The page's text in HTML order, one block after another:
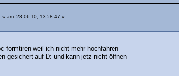
« am: 28.06.10, 13:28:47 »
formtiren weil ich nicht mehr hochfahren
gesichert auf D: und kann jetz nicht öffnen